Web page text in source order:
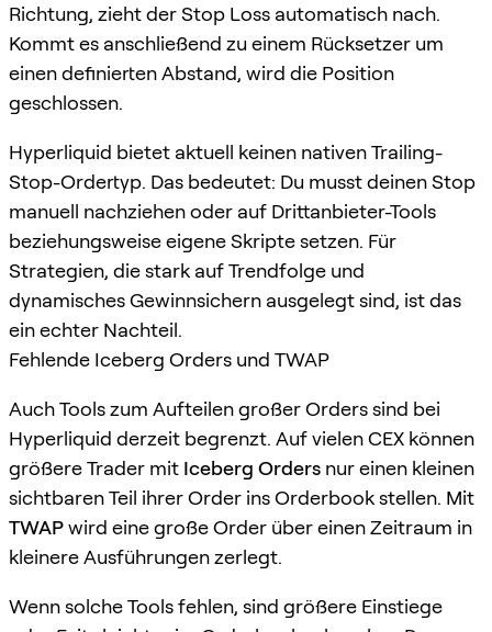
Richtung, zieht der Stop Loss automatisch nach.
Kommt es anschließend zu einem Rücksetzer um
einen definierten Abstand, wird die Position
geschlossen.
Hyperliquid bietet aktuell keinen nativen Trailing-
Stop-Ordertyp. Das bedeutet: Du musst deinen Stop
manuell nachziehen oder auf Drittanbieter-Tools
beziehungsweise eigene Skripte setzen. Für
Strategien, die stark auf Trendfolge und
dynamisches Gewinnsichern ausgelegt sind, ist das
ein echter Nachteil.
Fehlende Iceberg Orders und TWAP
Auch Tools zum Aufteilen großer Orders sind bei
Hyperliquid derzeit begrenzt. Auf vielen CEX können
größere Trader mit Iceberg Orders nur einen kleinen
sichtbaren Teil ihrer Order ins Orderbook stellen. Mit
TWAPwird eine große Order über einen Zeitraum in
kleinere Ausführungen zerlegt.
Wenn solche Tools fehlen, sind größere Einstiege